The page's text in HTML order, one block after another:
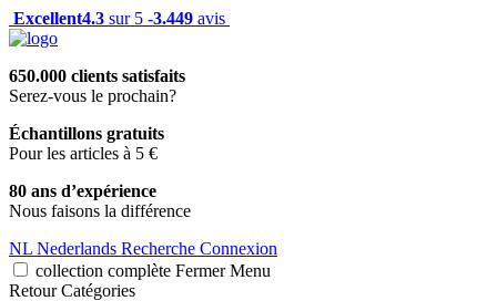
Excellent4.3 sur 5 -3.449 avis
650.000 clients satisfaits
Serez-vous le prochain?
Échantillons gratuits
Pour les articles à 5 €
80 ans d’expérience
Nous faisons la différence
NL Nederlands Recherche Connexion
collection complète Fermer Menu
Retour Catégories